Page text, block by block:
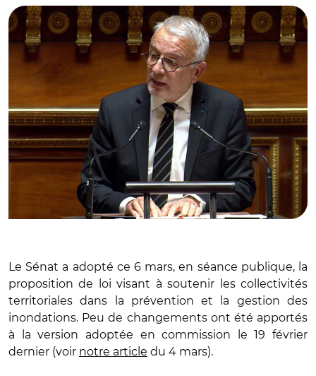
Le Sénat a adopté ce 6 mars, en séance publique, la
proposition de loi visant à soutenir les collectivités
territoriales dans la prévention et la gestion des
inondations. Peu de changements ont été apportés
à la version adoptée en commission le 19 février
dernier (voir notre article du 4 mars).